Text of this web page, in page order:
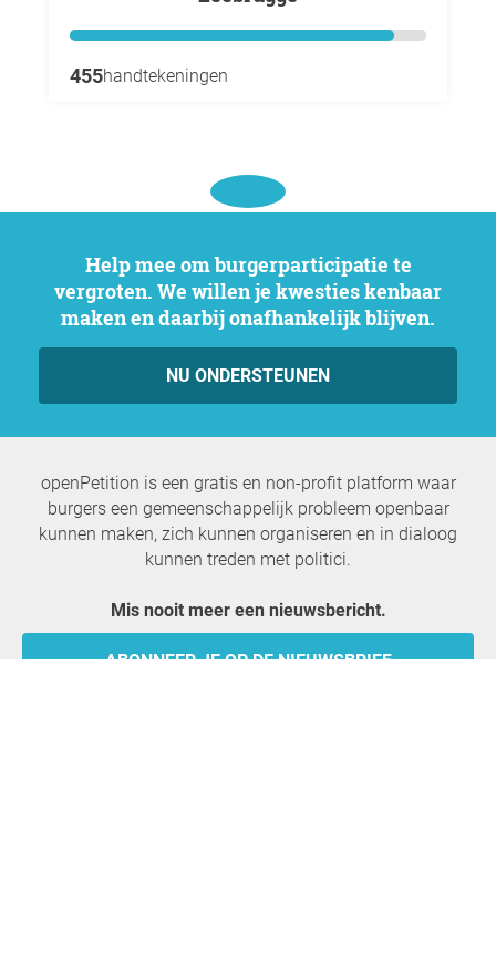
455handtekeningen
Help mee om burgerparticipatie te
vergroten. We willen je kwesties kenbaar
maken en daarbij onafhankelijk blijven.
NU ONDERSTEUNEN
openPetition is een gratis en non-profit platform waar
burgers een gemeenschappelijk probleem openbaar
kunnen maken, zich kunnen organiseren en in dialoog
kunnen treden met politici.
Mis nooit meer een nieuwsbericht.
ABONNEER JE OP DE NIEUWSBRIEF